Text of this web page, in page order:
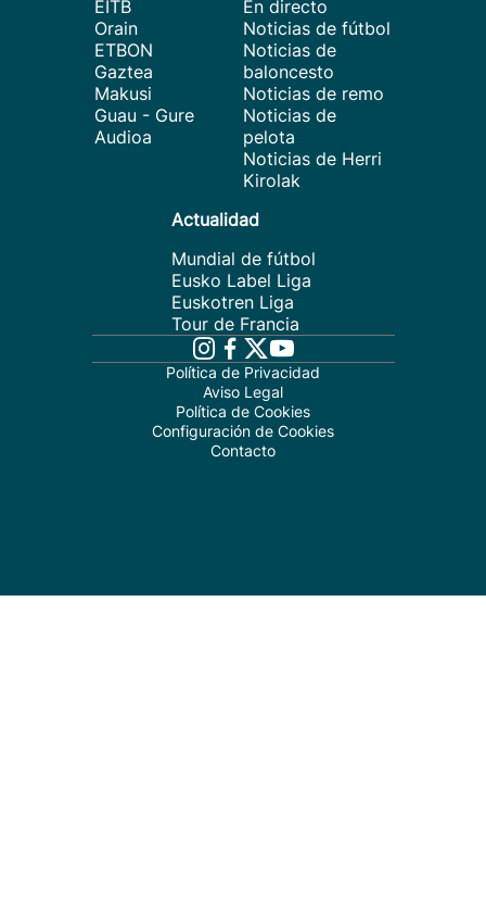
EITB
Orain
ETBON
Gaztea
Makusi
Guau - Gure
Audioa
En directo
Noticias de fútbol
Noticias de
baloncesto
Noticias de remo
Noticias de
pelota
Noticias de Herri
Kirolak
Actualidad
Mundial de fútbol
Eusko Label Liga
Euskotren Liga
Tour de Francia
Política de Privacidad
Aviso Legal
Política de Cookies
Configuración de Cookies
Contacto